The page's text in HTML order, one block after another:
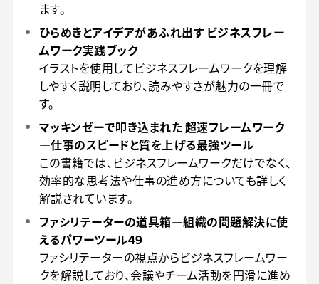
ます。
ひらめきとアイデアがあふれ出す ビジネスフレー
ムワーク実践ブック
イラストを使用してビジネスフレームワークを理解
しやすく説明しており、読みやすさが魅力の一冊で
す。
マッキンゼーで叩き込まれた 超速フレームワーク
―仕事のスピードと質を上げる最強ツール
この書籍では、ビジネスフレームワークだけでなく、
効率的な思考法や仕事の進め方についても詳しく
解説されています。
ファシリテーターの道具箱―組織の問題解決に使
えるパワーツール49
ファシリテーターの視点からビジネスフレームワー
クを解説しており、会議やチーム活動を円滑に進め